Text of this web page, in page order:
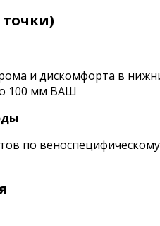
и дискомфорта в
100 мм ВАШ
по